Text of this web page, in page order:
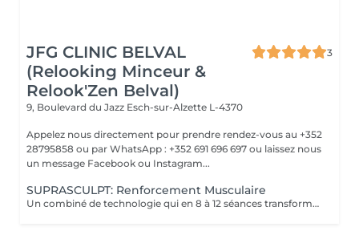
JFG CLINIC BELVAL
(Relooking Minceur &
Relook'Zen Belval)
3
9, Boulevard du Jazz Esch-sur-Alzette L-4370
Appelez nous directement pour prendre rendez-vous au +352
28795858 ou par WhatsApp : +352 691 696 697 ou laissez nous
un message Facebook ou Instagram...
SUPRASCULPT: Renforcement Musculaire
Un combiné de technologie qui en 8 à 12 séances transformera votre silhouette sur une zone du corps.. Des abdos développés? des cuisses tonifiées ?? des bras remodelés?? alors n'hésitez plus !!